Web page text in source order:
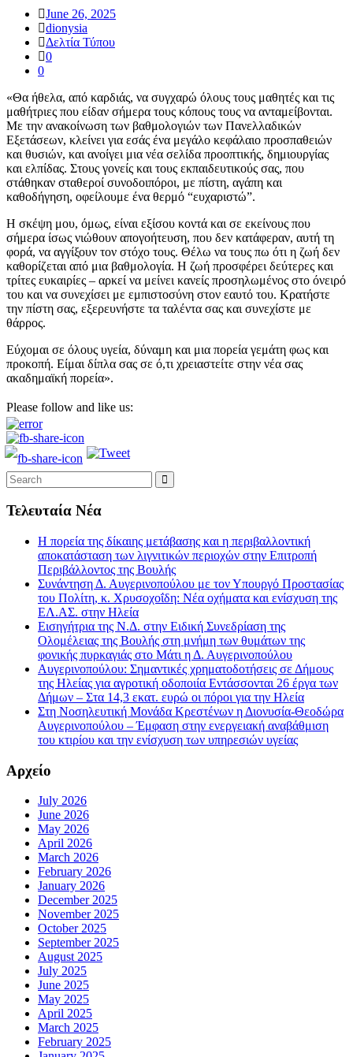
June 26, 2025
dionysia
Δελτία Τύπου
0
0
«Θα ήθελα, από καρδιάς, να συγχαρώ όλους τους μαθητές και τις
μαθήτριες που είδαν σήμερα τους κόπους τους να ανταμείβονται.
Με την ανακοίνωση των βαθμολογιών των Πανελλαδικών
Εξετάσεων, κλείνει για εσάς ένα μεγάλο κεφάλαιο προσπαθειών
και θυσιών, και ανοίγει μια νέα σελίδα προοπτικής, δημιουργίας
και ελπίδας. Στους γονείς και τους εκπαιδευτικούς σας, που
στάθηκαν σταθεροί συνοδοιπόροι, με πίστη, αγάπη και
καθοδήγηση, οφείλουμε ένα θερμό “ευχαριστώ”.
Η σκέψη μου, όμως, είναι εξίσου κοντά και σε εκείνους που
σήμερα ίσως νιώθουν απογοήτευση, που δεν κατάφεραν, αυτή τη
φορά, να αγγίξουν τον στόχο τους. Θέλω να τους πω ότι η ζωή δεν
καθορίζεται από μια βαθμολογία. Η ζωή προσφέρει δεύτερες και
τρίτες ευκαιρίες – αρκεί να μείνει κανείς προσηλωμένος στο όνειρό
του και να συνεχίσει με εμπιστοσύνη στον εαυτό του. Κρατήστε
την πίστη σας, εξερευνήστε τα ταλέντα σας και συνεχίστε με
θάρρος.
Εύχομαι σε όλους υγεία, δύναμη και μια πορεία γεμάτη φως και
προκοπή. Είμαι δίπλα σας σε ό,τι χρειαστείτε στην νέα σας
ακαδημαϊκή πορεία».
Please follow and like us:
Τελευταία Νέα
Η πορεία της δίκαιης μετάβασης και η περιβαλλοντική
αποκατάσταση των λιγνιτικών περιοχών στην Επιτροπή
Περιβάλλοντος της Βουλής
Συνάντηση Δ. Αυγερινοπούλου με τον Υπουργό Προστασίας
του Πολίτη, κ. Χρυσοχοΐδη: Νέα οχήματα και ενίσχυση της
ΕΛ.ΑΣ. στην Ηλεία
Εισηγήτρια της Ν.Δ. στην Ειδική Συνεδρίαση της
Ολομέλειας της Βουλής στη μνήμη των θυμάτων της
φονικής πυρκαγιάς στο Μάτι η Δ. Αυγερινοπούλου
Αυγερινοπούλου: Σημαντικές χρηματοδοτήσεις σε Δήμους
της Ηλείας για αγροτική οδοποιία Εντάσσονται 26 έργα των
Δήμων – Στα 14,3 εκατ. ευρώ οι πόροι για την Ηλεία
Στη Νοσηλευτική Μονάδα Κρεστένων η Διονυσία-Θεοδώρα
Αυγερινοπούλου – Έμφαση στην ενεργειακή αναβάθμιση
του κτιρίου και την ενίσχυση των υπηρεσιών υγείας
Αρχείο
July 2026
June 2026
May 2026
April 2026
March 2026
February 2026
January 2026
December 2025
November 2025
October 2025
September 2025
August 2025
July 2025
June 2025
May 2025
April 2025
March 2025
February 2025